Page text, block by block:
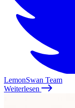
LemonSwan Team
Weiterlesen